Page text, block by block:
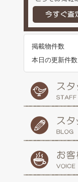
掲載物件数
本日の更新件数